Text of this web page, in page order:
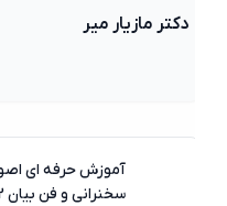
دکتر مازیار میر
آموزش حرفه ای اصول
سخنرانی و فن بیان 2